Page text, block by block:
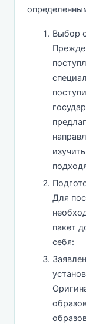
Выбор
Прежде
Для
пакет
себя: